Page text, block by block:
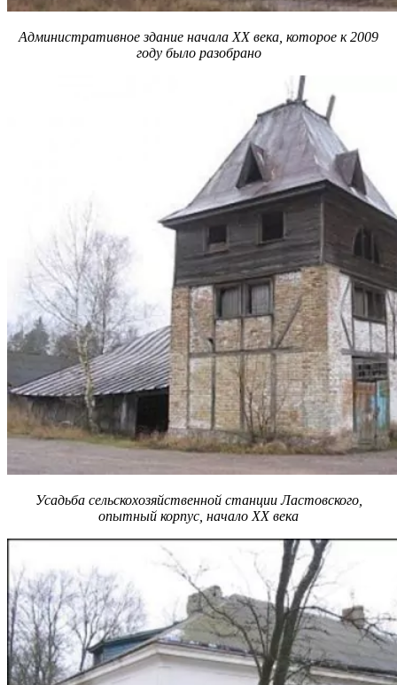
Административное здание начала ХХ века, которое к 2009
году было разобрано
Усадьба сельскохозяйственной станции Ластовского,
опытный корпус, начало XX века